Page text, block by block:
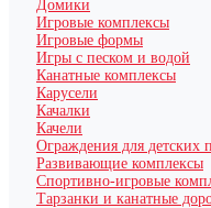
Домики
Игровые комплексы
Игровые формы
Игры с песком и водой
Канатные комплексы
Карусели
Качалки
Качели
Ограждения для детских
Развивающие комплексы
Спортивно-игровые
Тарзанки и канатные